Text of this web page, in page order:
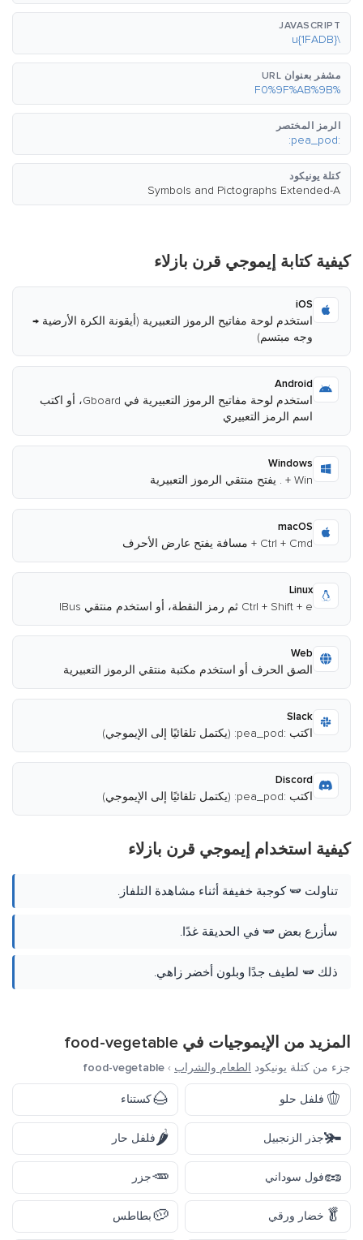
JAVASCRIPT
\u{1FADB}
مشفر بعنوان URL
%F0%9F%AB%9B
الرمز المختصر
:pea_pod:
كتلة يونيكود
Symbols and Pictographs Extended-A
كيفية كتابة إيموجي قرن بازلاء
iOS
استخدم لوحة مفاتيح الرموز التعبيرية (أيقونة الكرة الأرضية →
وجه مبتسم)
Android
استخدم لوحة مفاتيح الرموز التعبيرية في Gboard، أو اكتب
اسم الرمز التعبيري
Windows
Win + . يفتح منتقي الرموز التعبيرية
macOS
Ctrl + Cmd + مسافة يفتح عارض الأحرف
Linux
Ctrl + Shift + e ثم رمز النقطة، أو استخدم منتقي IBus
Web
الصق الحرف أو استخدم مكتبة منتقي الرموز التعبيرية
Slack
اكتب :pea_pod: (يكتمل تلقائيًا إلى الإيموجي)
Discord
اكتب :pea_pod: (يكتمل تلقائيًا إلى الإيموجي)
كيفية استخدام إيموجي قرن بازلاء
تناولت 🫛 كوجبة خفيفة أثناء مشاهدة التلفاز.
سأزرع بعض 🫛 في الحديقة غدًا.
ذلك 🫛 لطيف جدًا وبلون أخضر زاهي.
المزيد من الإيموجيات في food-vegetable
جزء من كتلة يونيكود الطعام والشراب ›
food-vegetable
🫑 فلفل حلو 🌰كستناء
🫚جذر الزنجبيل 🌶️فلفل حار
🥜فول سوداني 🥕جزر
🥬 خضار ورقي 🥔بطاطس